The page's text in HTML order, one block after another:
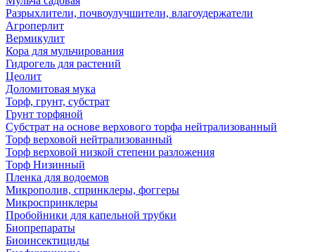
Разрыхлители, почвоулучшители, влагоудержатели
Агроперлит
Вермикулит
Кора для мульчирования
Гидрогель для растений
Цеолит
Доломитовая мука
Торф, грунт, субстрат
Грунт торфяной
Субстрат на основе верхового торфа нейтрализованный
Торф верховой нейтрализованный
Торф верховой низкой степени разложения
Торф Низинный
Пленка для водоемов
Микрополив, спринклеры, фоггеры
Микроспринклеры
Пробойники для капельной трубки
Биопрепараты
Биоинсектициды